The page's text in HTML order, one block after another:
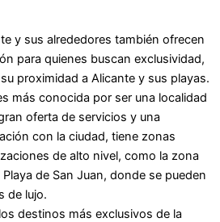
y sus alrededores también ofrecen
para quienes buscan exclusividad,
proximidad a Alicante y sus playas.
más conocida por ser una localidad
oferta de servicios y una
con la ciudad, tiene zonas
de alto nivel, como la zona
de San Juan, donde se pueden
de lujo.
destinos más exclusivos de la